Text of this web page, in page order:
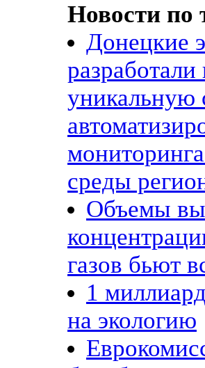
Новости по
Донецкие
уникальную
среды
Объемы
газов бьют
1
на экологию